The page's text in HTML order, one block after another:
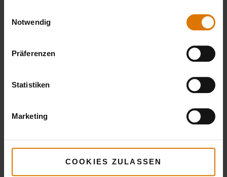
Notwendig
Präferenzen
Statistiken
Marketing
COOKIES ZULASSEN
Empfohlenes Zubehör